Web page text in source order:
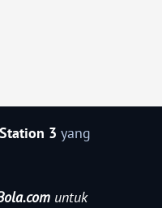
3 yang
untuk